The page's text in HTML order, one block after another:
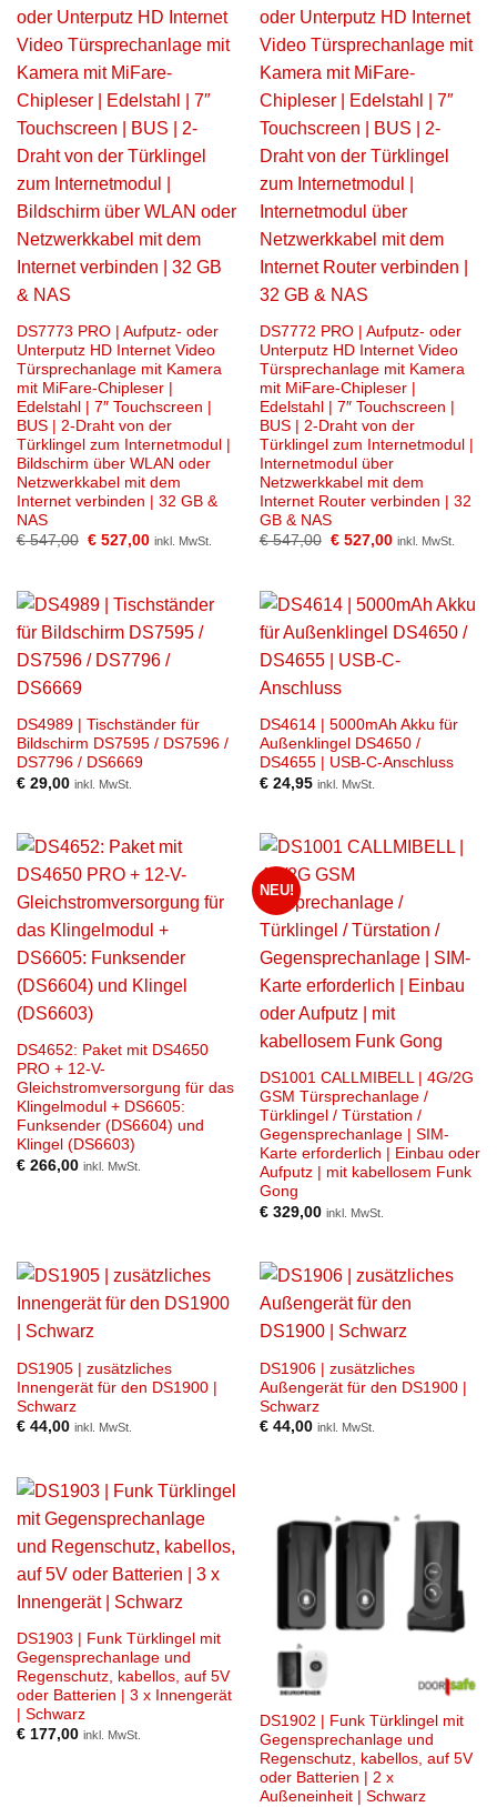
DS7773 PRO | Aufputz- oder
Unterputz HD Internet Video
Türsprechanlage mit Kamera
mit MiFare-Chipleser |
Edelstahl | 7″ Touchscreen |
BUS | 2-Draht von der
Türklingel zum Internetmodul |
Bildschirm über WLAN oder
Netzwerkkabel mit dem
Internet verbinden | 32 GB &
NAS
€547,00 Ursprünglicher
€527,00Aktueller
inkl. MwSt.
DS7772 PRO | Aufputz- oder
Unterputz HD Internet Video
Türsprechanlage mit Kamera
mit MiFare-Chipleser |
Edelstahl | 7″ Touchscreen |
BUS | 2-Draht von der
Türklingel zum Internetmodul |
Internetmodul über
Netzwerkkabel mit dem
Internet Router verbinden | 32
GB & NAS
€547,00 Ursprünglicher
€527,00Aktueller
inkl. MwSt.
DS4989 | Tischständer für
Bildschirm DS7595 / DS7596 /
DS7796 / DS6669
€29,00 inkl. MwSt.
DS4614 | 5000mAh Akku für
Außenklingel DS4650 /
DS4655 | USB-C-Anschluss
€24,95 inkl. MwSt.
DS4652: Paket mit DS4650
PRO + 12-V-
Gleichstromversorgung für das
Klingelmodul + DS6605:
Funksender (DS6604) und
Klingel (DS6603)
€266,00 inkl. MwSt.
NEU!
DS1001 CALLMIBELL | 4G/2G
GSM Türsprechanlage /
Türklingel / Türstation /
Gegensprechanlage | SIM-
Karte erforderlich | Einbau oder
Aufputz | mit kabellosem Funk
Gong
€329,00 inkl. MwSt.
DS1905 | zusätzliches
Innengerät für den DS1900 |
Schwarz
€44,00 inkl. MwSt.
DS1906 | zusätzliches
Außengerät für den DS1900 |
Schwarz
€44,00 inkl. MwSt.
DS1903 | Funk Türklingel mit
Gegensprechanlage und
Regenschutz, kabellos, auf 5V
oder Batterien | 3 x Innengerät
| Schwarz
€177,00 inkl. MwSt.
DS1902 | Funk Türklingel mit
Gegensprechanlage und
Regenschutz, kabellos, auf 5V
oder Batterien | 2 x
Außeneinheit | Schwarz